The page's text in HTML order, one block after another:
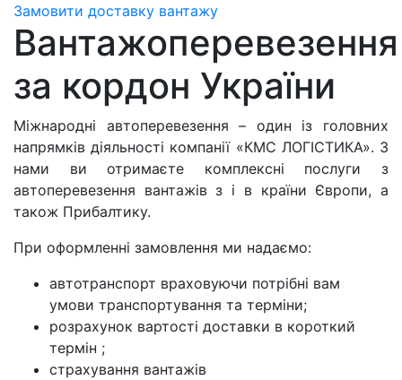
Замовити доставку вантажу
Вантажоперевезення
за кордон України
Міжнародні автоперевезення – один із головних
напрямків діяльності компанії «КМС ЛОГІСТИКА». З
нами ви отримаєте комплексні послуги з
автоперевезення вантажів з і в країни Європи, а
також Прибалтику.
При оформленні замовлення ми надаємо:
автотранспорт враховуючи потрібні вам
умови транспортування та терміни;
розрахунок вартості доставки в короткий
термін ;
страхування вантажів